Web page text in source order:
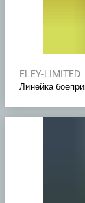
ELEY-LIMITED
Линейка